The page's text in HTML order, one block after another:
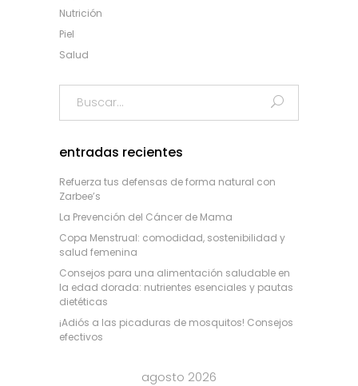
Nutrición
Piel
Salud
entradas recientes
Refuerza tus defensas de forma natural con
Zarbee’s
La Prevención del Cáncer de Mama
Copa Menstrual: comodidad, sostenibilidad y
salud femenina
Consejos para una alimentación saludable en
la edad dorada: nutrientes esenciales y pautas
dietéticas
¡Adiós a las picaduras de mosquitos! Consejos
efectivos
agosto 2026